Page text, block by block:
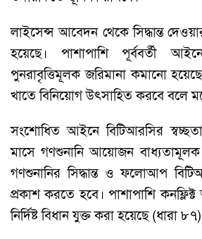
লাইসেন্স আবেদন থেকে সিদ্ধান্ত
হয়েছে। পাশাপাশি পূর্ববর্তী
পুনরাবৃত্তিমূলক জরিমানা কমানো
খাতে বিনিয়োগ উৎসাহিত করবে বলে
সংশোধিত আইনে বিটিআরসির
মাসে গণশুনানি আয়োজন
গণশুনানির সিদ্ধান্ত ও ফলোআপ
প্রকাশ করতে হবে। পাশাপাশি
নির্দিষ্ট বিধান যুক্ত করা হয়েছে (ধারা